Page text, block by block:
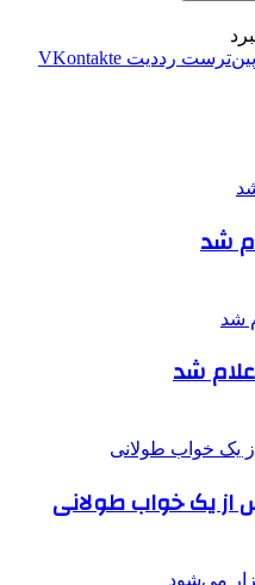
‫پین‌ترست ‫رددیت ‫VKontakte
شد
شد
از یک خواب طولانی